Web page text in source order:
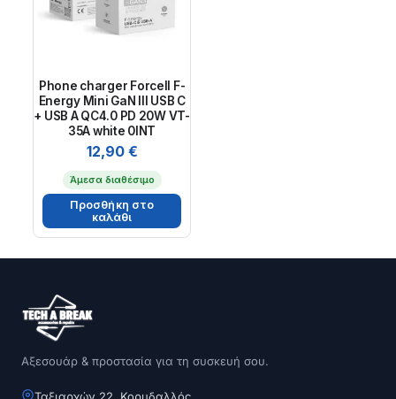
Phone charger Forcell F-
Energy Mini GaN III USB C
+ USB A QC4.0 PD 20W VT-
35A white 0INT
12,90 €
Άμεσα διαθέσιμο
Προσθήκη στο
καλάθι
Αξεσουάρ & προστασία για τη συσκευή σου.